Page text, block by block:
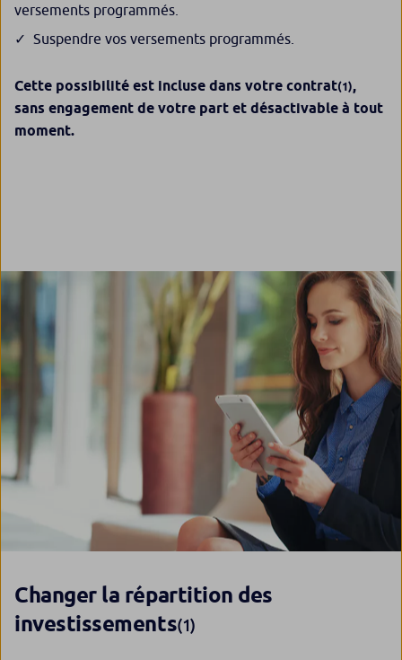
versements programmés.
Suspendre vos versements programmés.
Cette possibilité est incluse dans votre contrat(1),
sans engagement de votre part et désactivable à tout
moment.
Changer la répartition des
investissements(1)